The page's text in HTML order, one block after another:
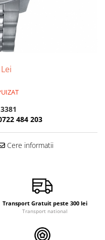
3381
484 203
Cere informatii
Transport Gratuit peste 300 lei
Transport national